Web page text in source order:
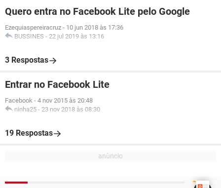
Quero entra no Facebook Lite pelo Google
Ezequiaspereiracruz - 10 jun 2018 às 17:36
BUSSINES - 22 jul 2019 às 13:16
3 Respostas
Entrar no Facebook Lite
Facebook - 4 nov 2015 às 20:48
ninha25 - 23 nov 2018 às 08:30
19 Respostas